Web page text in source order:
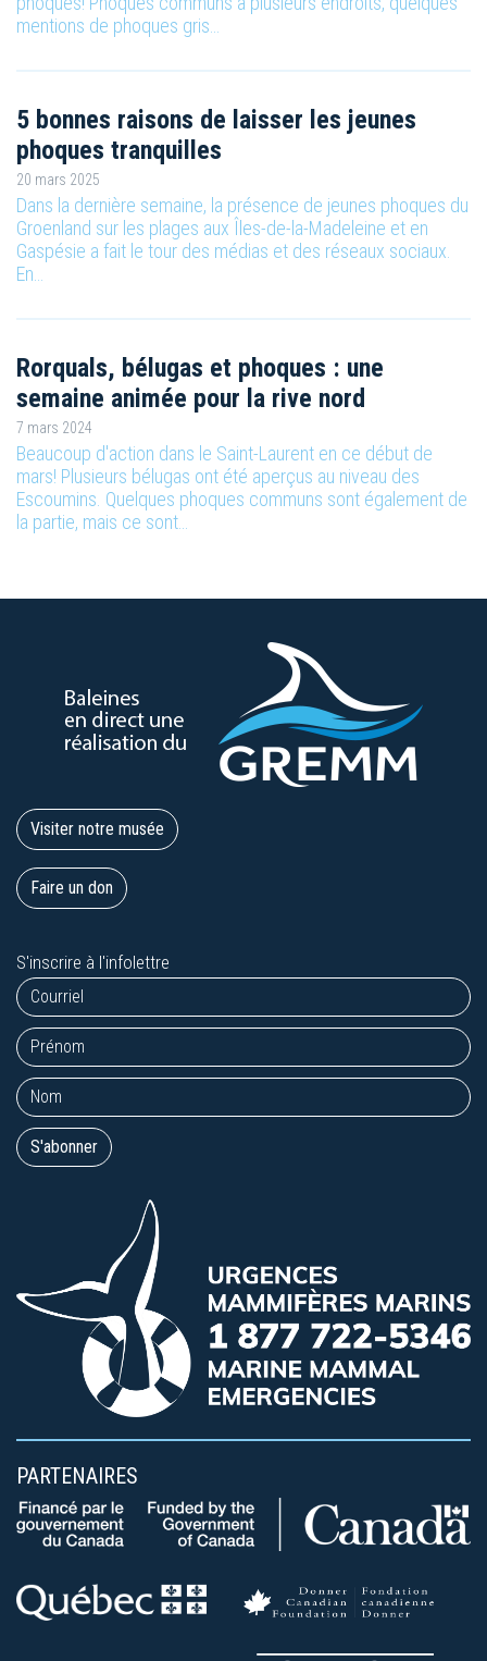
mentions de phoques gris…
5 bonnes raisons de laisser les jeunes
phoques tranquilles
20 mars 2025
Dans la dernière semaine, la présence de jeunes phoques du
Groenland sur les plages aux Îles-de-la-Madeleine et en
Gaspésie a fait le tour des médias et des réseaux sociaux.
En…
Rorquals, bélugas et phoques : une
semaine animée pour la rive nord
7 mars 2024
Beaucoup d'action dans le Saint-Laurent en ce début de
mars! Plusieurs bélugas ont été aperçus au niveau des
Escoumins. Quelques phoques communs sont également de
la partie, mais ce sont…
Visiter notre musée
Faire un don
S'inscrire à l'infolettre
PARTENAIRES